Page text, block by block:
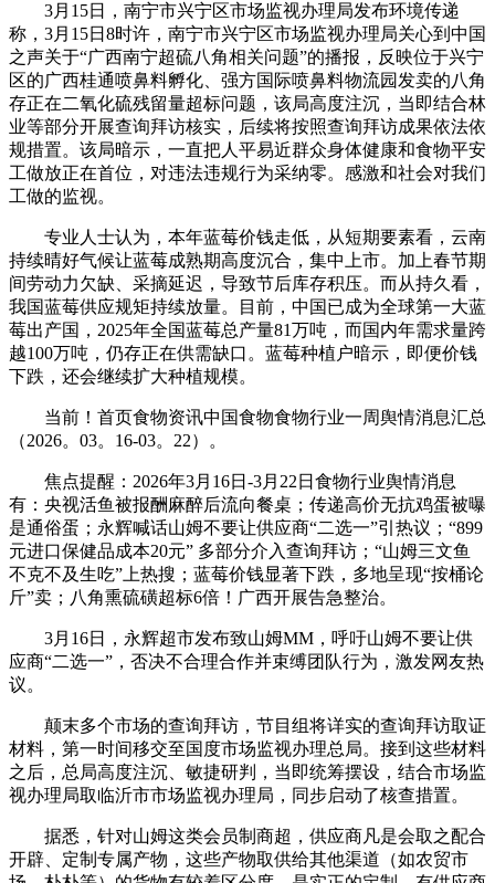
3月15日，南宁市兴宁区市场监视办理局发布环境传递
称，3月15日8时许，南宁市兴宁区市场监视办理局关心到中国
之声关于“广西南宁超硫八角相关问题”的播报，反映位于兴宁
区的广西桂通喷鼻料孵化、强方国际喷鼻料物流园发卖的八角
存正在二氧化硫残留量超标问题，该局高度注沉，当即结合林
业等部分开展查询拜访核实，后续将按照查询拜访成果依法依
规措置。该局暗示，一直把人平易近群众身体健康和食物平安
工做放正在首位，对违法违规行为采纳零。感激和社会对我们
工做的监视。
专业人士认为，本年蓝莓价钱走低，从短期要素看，云南
持续晴好气候让蓝莓成熟期高度沉合，集中上市。加上春节期
间劳动力欠缺、采摘延迟，导致节后库存积压。而从持久看，
我国蓝莓供应规矩持续放量。目前，中国已成为全球第一大蓝
莓出产国，2025年全国蓝莓总产量81万吨，而国内年需求量跨
越100万吨，仍存正在供需缺口。蓝莓种植户暗示，即便价钱
下跌，还会继续扩大种植规模。
当前！首页食物资讯中国食物食物行业一周舆情消息汇总
（2026。03。16-03。22）。
焦点提醒：2026年3月16日-3月22日食物行业舆情消息
有：央视活鱼被报酬麻醉后流向餐桌；传递高价无抗鸡蛋被曝
是通俗蛋；永辉喊话山姆不要让供应商“二选一”引热议；“899
元进口保健品成本20元” 多部分介入查询拜访；“山姆三文鱼
不克不及生吃”上热搜；蓝莓价钱显著下跌，多地呈现“按桶论
斤”卖；八角熏硫磺超标6倍！广西开展告急整治。
3月16日，永辉超市发布致山姆MM，呼吁山姆不要让供
应商“二选一”，否决不合理合作并束缚团队行为，激发网友热
议。
颠末多个市场的查询拜访，节目组将详实的查询拜访取证
材料，第一时间移交至国度市场监视办理总局。接到这些材料
之后，总局高度注沉、敏捷研判，当即统筹摆设，结合市场监
视办理局取临沂市市场监视办理局，同步启动了核查措置。
据悉，针对山姆这类会员制商超，供应商凡是会取之配合
开辟、定制专属产物，这些产物取供给其他渠道（如农贸市